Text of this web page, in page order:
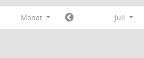
Monat Juli